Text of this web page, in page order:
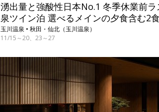
湧出量と強酸性日本No.1 冬季休業前
泉ツイン泊 選べるメインの夕食含む2
玉川温泉 • 秋田・仙北（玉川温泉）
11/15～20、23～27